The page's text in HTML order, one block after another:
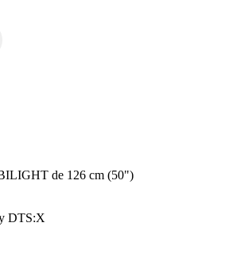
de 126 cm (50")
DTS:X